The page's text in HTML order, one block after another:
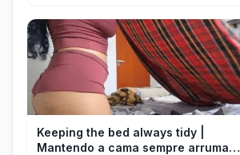
Keeping the bed always tidy |
Mantendo a cama sempre arrumada